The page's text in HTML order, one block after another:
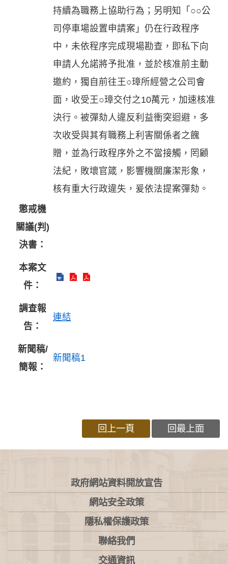
持續為職務上協助行為；另明知「○○公
司停車場設置申請案」仍在行政程序
中，未依程序完成現場勘查，即私下向
申請人允諾將予批准，並於核准前主動
邀約，獨自前往王○璋所經營之公司會
面，收受王○璋交付之10萬元，加速核准
決行。被彈劾人違反利益衝突迴避，多
次收受與其有職務上利害關係者之餽
贈，並為行政程序外之不當接觸，罔顧
法紀，敗壞官箴，影響機關廉潔形象，
核有重大行政違失，爰依法提案彈劾。
懲戒機
關議(判)
決書：
本案文
件：
調查報
告：
連結
新聞稿/
簡報：
新聞稿1
回上一頁 回最上面
:::
政府網站資料開放宣告
網站安全政策
隱私權保護政策
聯絡我們
交通資訊